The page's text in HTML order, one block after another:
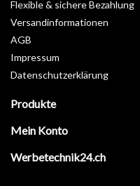
Flexible & sichere Bezahlung
Versandinformationen
AGB
Impressum
Datenschutzerklärung
Produkte
Mein Konto
Werbetechnik24.ch